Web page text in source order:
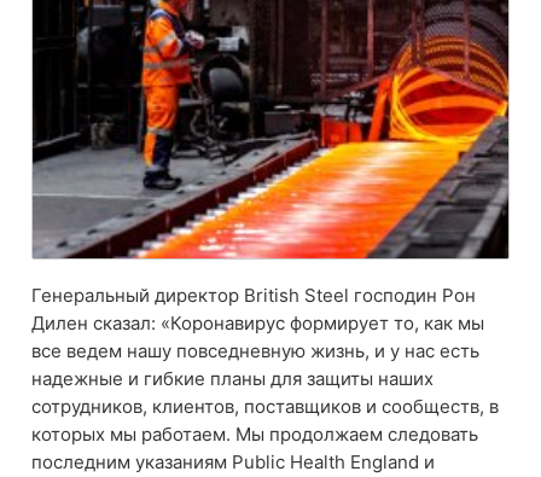
Генеральный директор British Steel господин Рон
Дилен сказал: «Коронавирус формирует то, как мы
все ведем нашу повседневную жизнь, и у нас есть
надежные и гибкие планы для защиты наших
сотрудников, клиентов, поставщиков и сообществ, в
которых мы работаем. Мы продолжаем следовать
последним указаниям Public Health England и